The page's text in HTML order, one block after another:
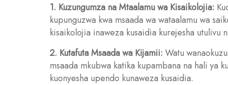
1. Kuzungumza na Mtaalamu wa Kisaikolojia:
kupunguzwa kwa msaada wa wataalamu wa
kisaikolojia inaweza kusaidia kurejesha utulivu
2. Kutafuta Msaada wa Kijamii: Watu
msaada mkubwa katika kupambana na hali ya
kuonyesha upendo kunaweza kusaidia.